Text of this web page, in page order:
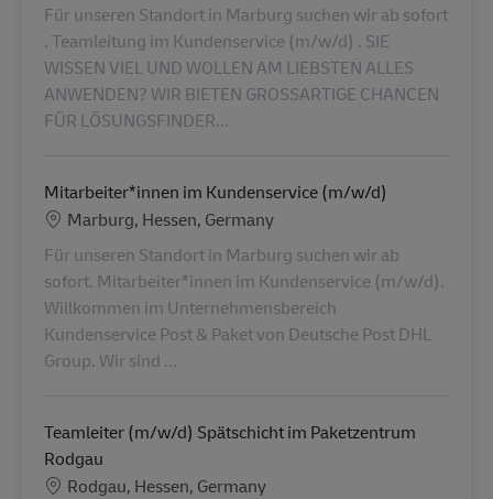
Für unseren Standort in Marburg suchen wir ab sofort
. Teamleitung im Kundenservice (m/w/d) . SIE
WISSEN VIEL UND WOLLEN AM LIEBSTEN ALLES
ANWENDEN? WIR BIETEN GROSSARTIGE CHANCEN
FÜR LÖSUNGSFINDER...
Mitarbeiter*innen im Kundenservice (m/w/d)
Lokalizacja
Marburg, Hessen, Germany
Für unseren Standort in Marburg suchen wir ab
sofort. Mitarbeiter*innen im Kundenservice (m/w/d).
Willkommen im Unternehmensbereich
Kundenservice Post & Paket von Deutsche Post DHL
Group. Wir sind ...
Teamleiter (m/w/d) Spätschicht im Paketzentrum
Rodgau
Lokalizacja
Rodgau, Hessen, Germany